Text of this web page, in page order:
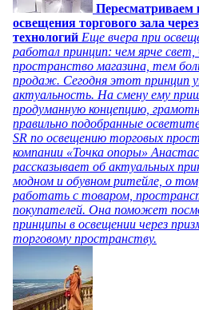
Пересматриваем
освещения торгового зала
технологий Еще вчера при
работал принцип: чем ярче свет,
пространство магазина, тем
продаж. Сегодня этот принцип
актуальность. На смену ему
продуманную концепцию,
правильно подобранные
SR по освещению торговых
компании «Точка опоры»
рассказывает об актуальных
модном и обувном ритейле, о
работать с товаром,
покупателей. Она поможет
принципы в освещении через
торговому пространству.